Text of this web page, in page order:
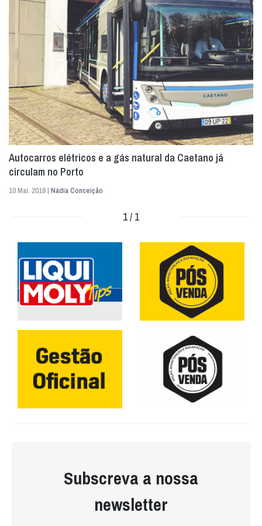
Autocarros elétricos e a gás natural da Caetano já
circulam no Porto
10 Mai. 2018 | Nádia Conceição
1 / 1
Subscreva a nossa
newsletter